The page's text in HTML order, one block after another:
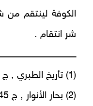
الكوفة لينتقم من
شر انتقام .
(1) تأريخ الطبري , ج 6 , ص 12 ـ 14 .
(2) بحار الأنوار , ج 45 , ص 365 .